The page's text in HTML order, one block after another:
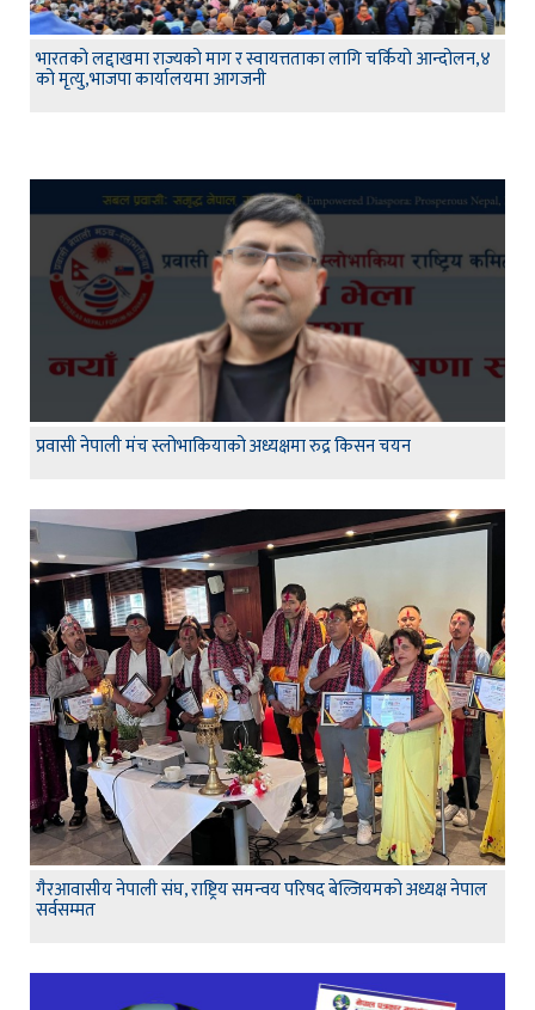
भारतको लद्दाखमा राज्यको माग र स्वायत्तताका लागि चर्कियो आन्दोलन,४
को मृत्यु,भाजपा कार्यालयमा आगजनी
प्रवासी नेपाली मंच स्लोभाकियाको अध्यक्षमा रुद्र किसन चयन
गैरआवासीय नेपाली संघ, राष्ट्रिय समन्वय परिषद बेल्जियमको अध्यक्ष नेपाल
सर्वसम्मत